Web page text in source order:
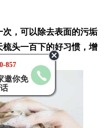
，可以除去表面的污垢
头一百下的好习惯，增
更好。
857
邀你免